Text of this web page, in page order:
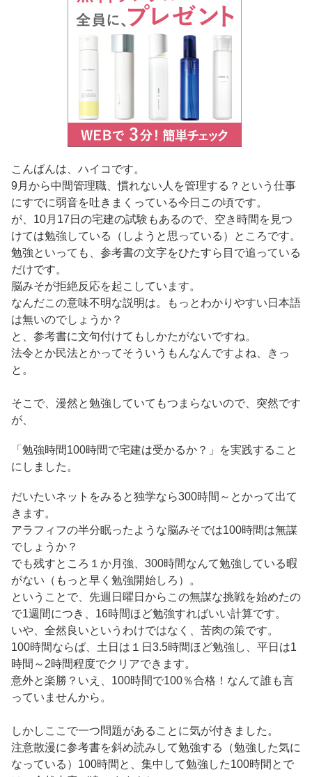
こんばんは、ハイコです。
9月から中間管理職、慣れない人を管理する？という仕事
にすでに弱音を吐きまくっている今日この頃です。
が、10月17日の宅建の試験もあるので、空き時間を見つ
けては勉強している（しようと思っている）ところです。
勉強といっても、参考書の文字をひたすら目で追っている
だけです。
脳みそが拒絶反応を起こしています。
なんだこの意味不明な説明は。もっとわかりやすい日本語
は無いのでしょうか？
と、参考書に文句付けてもしかたがないですね。
法令とか民法とかってそういうもんなんですよね、きっ
と。
そこで、漫然と勉強していてもつまらないので、突然です
が、
「勉強時間100時間で宅建は受かるか？」を実践すること
にしました。
だいたいネットをみると独学なら300時間～とかって出て
きます。
アラフィフの半分眠ったような脳みそでは100時間は無謀
でしょうか？
でも残すところ１か月強、300時間なんて勉強している暇
がない（もっと早く勉強開始しろ）。
ということで、先週日曜日からこの無謀な挑戦を始めたの
で1週間につき、16時間ほど勉強すればいい計算です。
いや、全然良いというわけではなく、苦肉の策です。
100時間ならば、土日は１日3.5時間ほど勉強し、平日は1
時間～2時間程度でクリアできます。
意外と楽勝？いえ、100時間で100％合格！なんて誰も言
っていませんから。
しかしここで一つ問題があることに気が付きました。
注意散漫に参考書を斜め読みして勉強する（勉強した気に
なっている）100時間と、集中して勉強した100時間とで